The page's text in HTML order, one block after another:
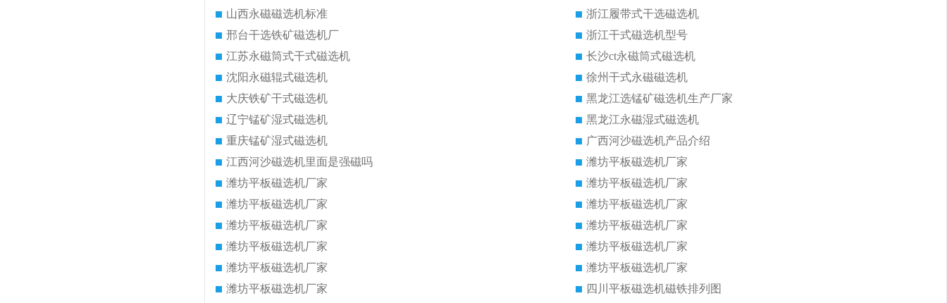
山西永磁磁选机标准
浙江履带式干选磁选机
邢台干选铁矿磁选机厂
浙江干式磁选机型号
江苏永磁筒式干式磁选机
长沙ct永磁筒式磁选机
沈阳永磁辊式磁选机
徐州干式永磁磁选机
大庆铁矿干式磁选机
黑龙江选锰矿磁选机生产厂家
辽宁锰矿湿式磁选机
黑龙江永磁湿式磁选机
重庆锰矿湿式磁选机
广西河沙磁选机产品介绍
江西河沙磁选机里面是强磁吗
潍坊平板磁选机厂家
潍坊平板磁选机厂家
潍坊平板磁选机厂家
潍坊平板磁选机厂家
潍坊平板磁选机厂家
潍坊平板磁选机厂家
潍坊平板磁选机厂家
潍坊平板磁选机厂家
潍坊平板磁选机厂家
潍坊平板磁选机厂家
潍坊平板磁选机厂家
潍坊平板磁选机厂家
四川平板磁选机磁铁排列图